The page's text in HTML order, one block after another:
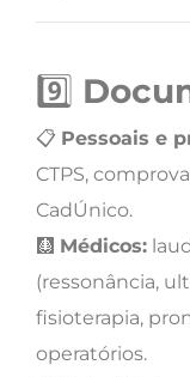
9️⃣
📋 Pessoais e
CTPS,
CadÚnico.
🩻 Médicos:
(ressonância,
fisioterapia,
operatórios.